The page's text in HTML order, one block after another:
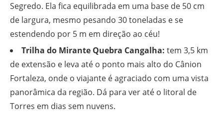
Segredo. Ela fica equilibrada em uma base de 50 cm
de largura, mesmo pesando 30 toneladas e se
estendendo por 5 m em direção ao céu!
Trilha do Mirante Quebra Cangalha: tem 3,5 km
de extensão e leva até o ponto mais alto do Cânion
Fortaleza, onde o viajante é agraciado com uma vista
panorâmica da região. Dá para ver até o litoral de
Torres em dias sem nuvens.